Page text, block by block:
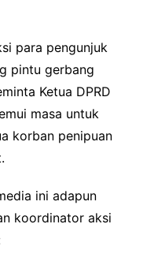
para pengunjuk
pintu gerbang
Ketua DPRD
masa untuk
korban penipuan
ini adapun
koordinator aksi